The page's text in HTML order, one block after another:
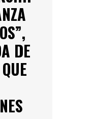
DE